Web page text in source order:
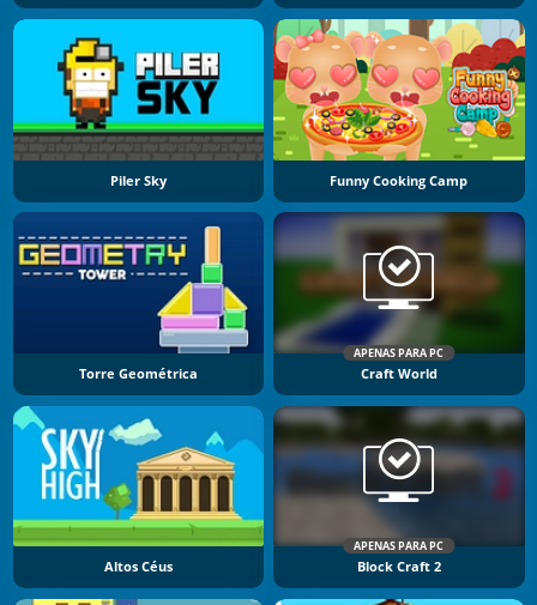
Piler Sky Funny Cooking Camp
Torre Geométrica
APENAS PARA PC
Craft World
Altos Céus
APENAS PARA PC
Block Craft 2